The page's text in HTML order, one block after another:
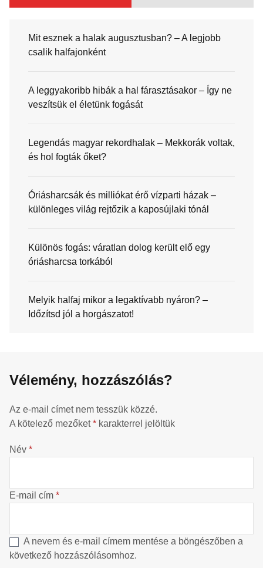
Mit esznek a halak augusztusban? – A legjobb
csalik halfajonként
A leggyakoribb hibák a hal fárasztásakor – Így ne
veszítsük el életünk fogását
Legendás magyar rekordhalak – Mekkorák voltak,
és hol fogták őket?
Óriásharcsák és milliókat érő vízparti házak –
különleges világ rejtőzik a kaposújlaki tónál
Különös fogás: váratlan dolog került elő egy
óriásharcsa torkából
Melyik halfaj mikor a legaktívabb nyáron? –
Időzítsd jól a horgászatot!
Vélemény, hozzászólás?
Az e-mail címet nem tesszük közzé.
A kötelező mezőket* karakterrel jelöltük
Név *
E-mail cím *
A nevem és e-mail címem mentése a böngészőben a
következő hozzászólásomhoz.